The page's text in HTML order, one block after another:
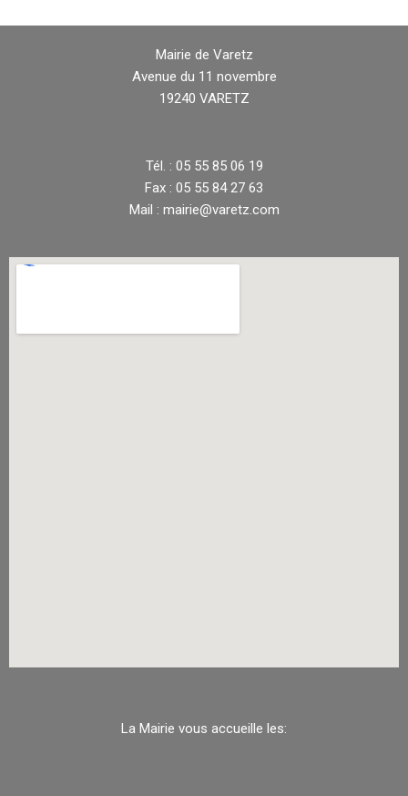
Mairie de Varetz
Avenue du 11 novembre
19240 VARETZ
Tél. : 05 55 85 06 19
Fax : 05 55 84 27 63
Mail : mairie@varetz.com
La Mairie vous accueille les: